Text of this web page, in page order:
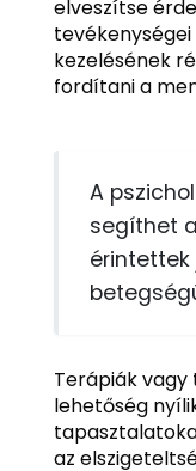
elveszítse
kezelésének
fordítani a
A
segíthet
érintettek
Terápiák
lehetőség
az